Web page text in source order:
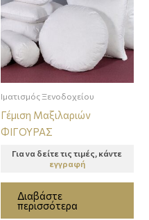
Ιματισμός Ξενοδοχείου
Γέμιση Μαξιλαριών
ΦIΓΟΥΡΑΣ
Για να δείτε τις τιμές, κάντε
εγγραφή
Διαβάστε
περισσότερα